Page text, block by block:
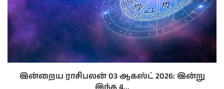
இன்றைய ராசிபலன் 03 ஆகஸ்ட் 2026: இன்று